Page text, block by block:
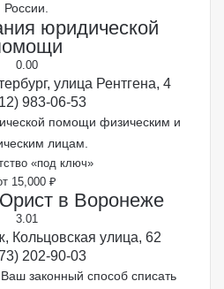
России.
юридической
0.00
улица Рентгена, 4
983-06-53
помощи физическим и
лицам.
«под ключ»
15,000 ₽
в Воронеже
3.01
Кольцовская улица, 62
202-90-03
законный способ списать